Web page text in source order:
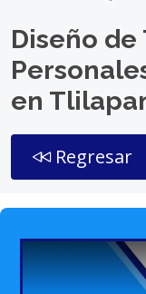
Diseño
en
Regresar